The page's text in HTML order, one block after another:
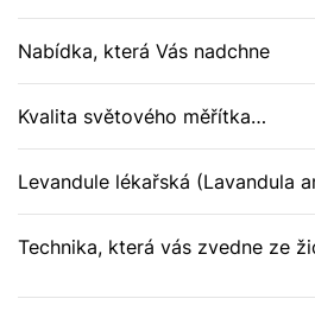
Nabídka, která Vás nadchne
Kvalita světového měřítka…
Levandule lékařská (Lavandula
Technika, která vás zvedne ze